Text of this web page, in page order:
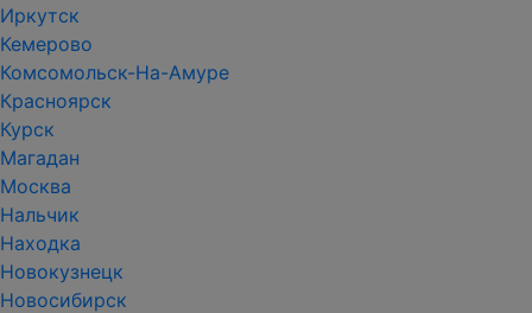
Иркутск
Кемерово
Комсомольск-На-Амуре
Красноярск
Курск
Магадан
Москва
Нальчик
Находка
Новокузнецк
Новосибирск